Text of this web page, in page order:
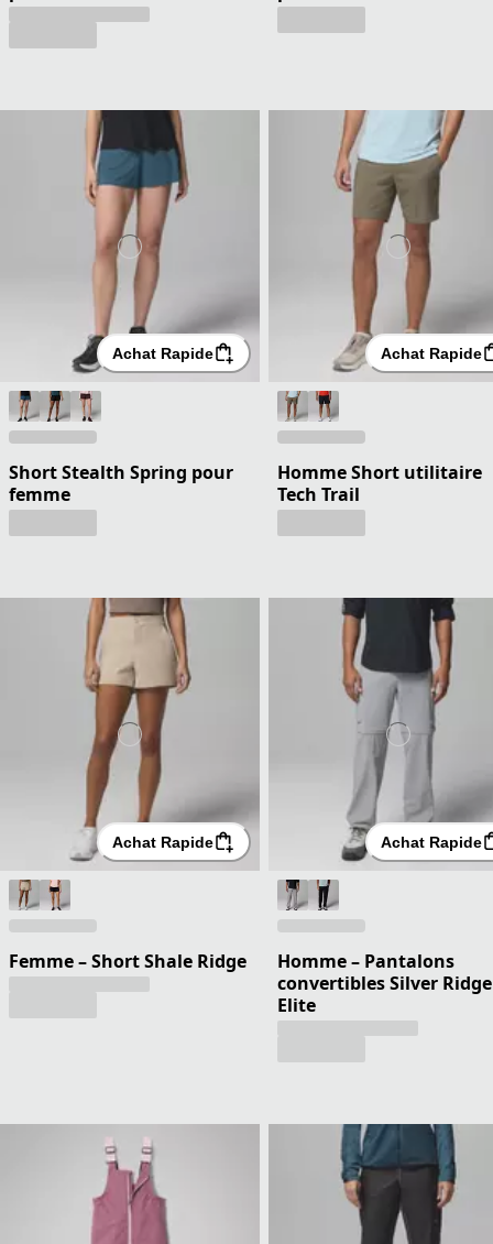
Achat Rapide
Short Stealth Spring pour
femme
Achat Rapide
Homme Short utilitaire
Tech Trail
Achat Rapide
Femme – Short Shale Ridge
Achat Rapide
Homme – Pantalons
convertibles Silver Ridge
Elite